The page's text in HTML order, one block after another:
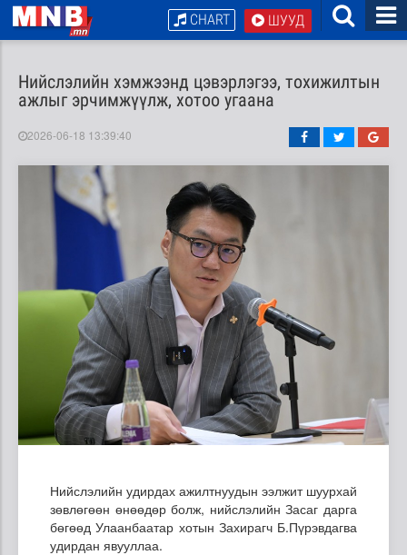
ШУУД
CHART
Нийслэлийн хэмжээнд цэвэрлэгээ, тохижилтын
ажлыг эрчимжүүлж, хотоо угаана
2026-06-18 13:39:40
Нийслэлийн удирдах ажилтнуудын ээлжит шуурхай
зөвлөгөөн өнөөдөр болж, нийслэлийн Засаг дарга
бөгөөд Улаанбаатар хотын Захирагч Б.Пүрэвдагва
удирдан явууллаа.